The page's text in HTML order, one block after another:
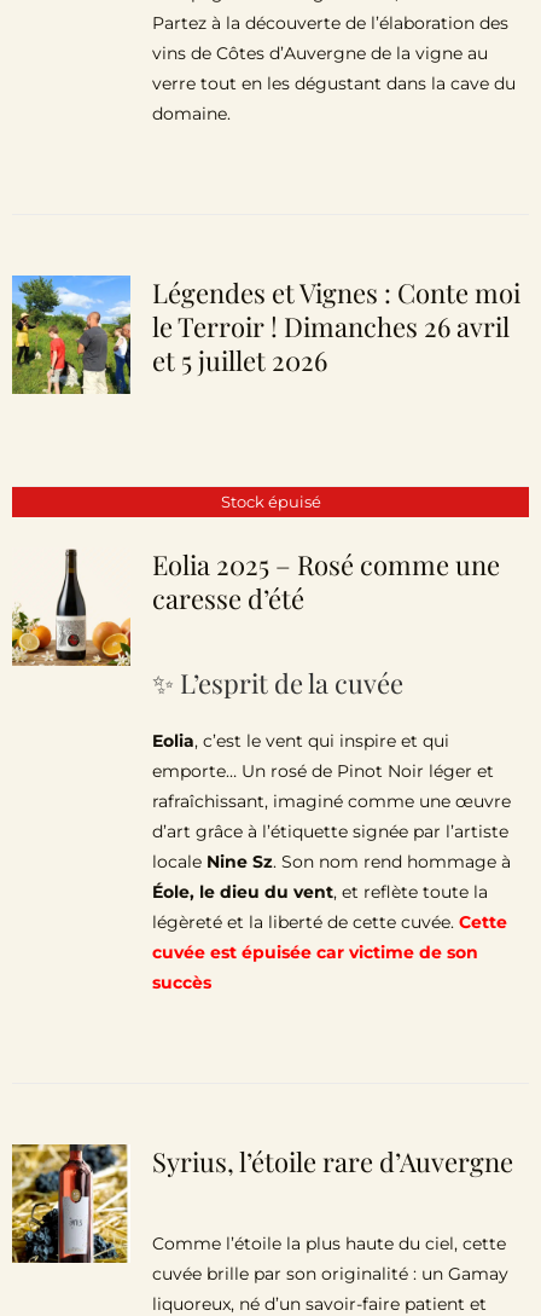
Partez à la découverte de l’élaboration des
vins de Côtes d’Auvergne de la vigne au
verre tout en les dégustant dans la cave du
domaine.
Légendes et Vignes : Conte moi
le Terroir ! Dimanches 26 avril
et 5 juillet 2026
Stock épuisé
Eolia 2025 – Rosé comme une
caresse d’été
✨ L’esprit de la cuvée
Eolia, c’est le vent qui inspire et qui
emporte… Un rosé de Pinot Noir léger et
rafraîchissant, imaginé comme une œuvre
d’art grâce à l’étiquette signée par l’artiste
locale Nine Sz. Son nom rend hommage à
Éole, le dieu du vent, et reflète toute la
légèreté et la liberté de cette cuvée. Cette
cuvée est épuisée car victime de son
succès
Syrius, l’étoile rare d’Auvergne
Comme l’étoile la plus haute du ciel, cette
cuvée brille par son originalité : un Gamay
liquoreux, né d’un savoir-faire patient et